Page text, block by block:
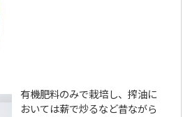
有機肥料のみで栽培し、搾油に
おいては薪で炒るなど昔ながら